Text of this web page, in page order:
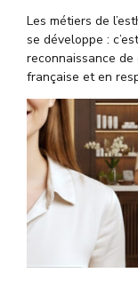
Les métiers de
se développe :
reconnaissance
française et en